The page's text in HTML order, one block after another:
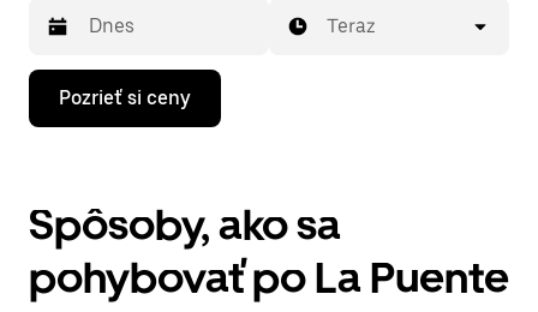
Stlačením
šípky
nadol
vyber
dátum.
Kalendár
zatvoríš
stlačením
Teraz
Pozrieť si ceny
Spôsoby, ako sa
pohybovať po La Puente